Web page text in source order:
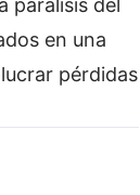
parálisis del
en una
pérdidas